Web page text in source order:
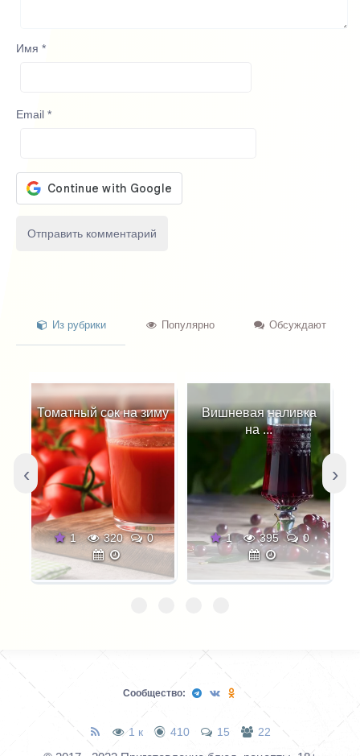
Имя *
Email *
Из рубрики Популярно Обсуждают
Томатный сок на зиму
1 320 0
Вишневая наливка
на ...
1 395 0
‹ ›
Сообщество:
1 к 410 15 22